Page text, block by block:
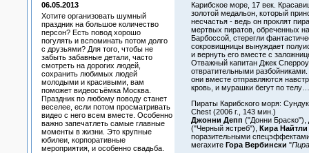
06.05.2013
Хотите организовать шумный
праздник на большое количество
персон? Есть повод хорошо
погулять и вспоминать потом долго
с друзьями? Для того, чтобы не
забыть забавные детали, часто
смотреть на дорогих людей,
сохранить любимых людей
молодыми и красивыми, вам
поможет видеосъёмка Москва.
Праздник по любому поводу станет
веселее, если потом просматривать
видео с него всем вместе. Особенно
важно запечатлеть самые главные
моменты в жизни. Это крупные
юбилеи, корпоративные
мероприятия, и особенно свадьба.
Карибское море, 17 век.
золотой медальон, который
несчастья - ведь он проклят
мертвых пиратов, обреченных
Барбоссой, стерегли
сокровищницы вынуждает
и вернуть его вместе с
Отважный капитан Джек
отвратительными
они вместе отправляются
кровь, и мурашки бегут по телу…
Пираты Карибского моря:
Chest (2006 г., 143 мин.)
Джонни Депп ("Донни Браско"),
("Черный ястреб"), Кира Найтли
поразительными
мегахите Гора Вербински "